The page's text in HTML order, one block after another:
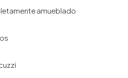
amueblado